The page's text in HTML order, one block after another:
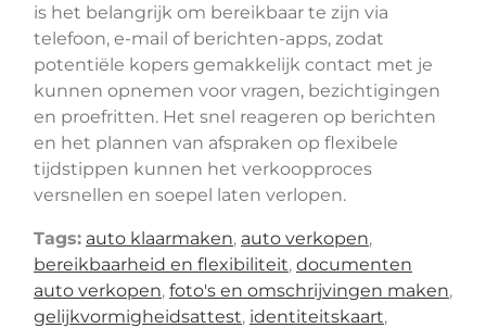
is het belangrijk om bereikbaar te zijn via
telefoon, e-mail of berichten-apps, zodat
potentiële kopers gemakkelijk contact met je
kunnen opnemen voor vragen, bezichtigingen
en proefritten. Het snel reageren op berichten
en het plannen van afspraken op flexibele
tijdstippen kunnen het verkoopproces
versnellen en soepel laten verlopen.
Tags: auto klaarmaken, auto verkopen,
bereikbaarheid en flexibiliteit, documenten
auto verkopen, foto's en omschrijvingen maken,
gelijkvormigheidsattest, identiteitskaart,